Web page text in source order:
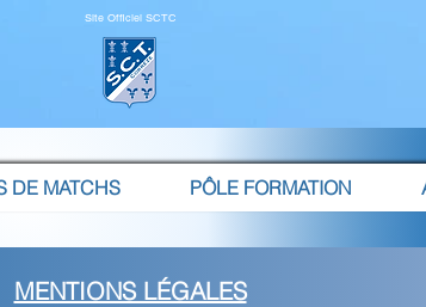
Site Officiel SCTC
DE MATCHS PÔLE FORMATION
MENTIONS LÉGALES